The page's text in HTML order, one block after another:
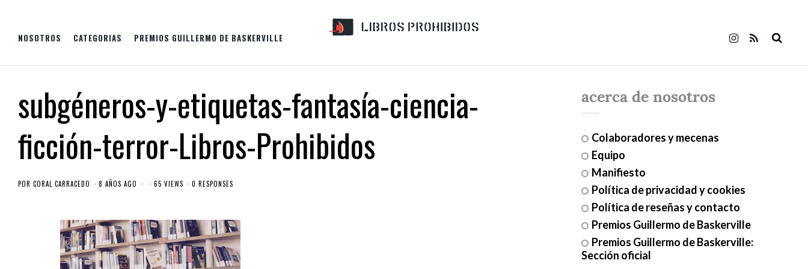
NOSOTROS CATEGORIAS PREMIOS GUILLERMO DE BASKERVILLE
subgéneros-y-etiquetas-fantasía-ciencia-
ficción-terror-Libros-Prohibidos
POR CORAL CARRACEDO 8 AÑOS AGO 65 VIEWS 0 RESPONSES
acerca de nosotros
Colaboradores y mecenas
Equipo
Manifiesto
Política de privacidad y cookies
Política de reseñas y contacto
Premios Guillermo de Baskerville
Premios Guillermo de Baskerville:
Sección oficial